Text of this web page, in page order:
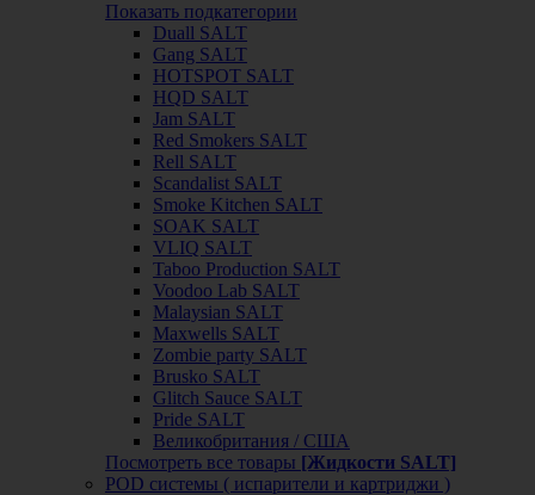
Показать подкатегории
Duall SALT
Gang SALT
HOTSPOT SALT
HQD SALT
Jam SALT
Red Smokers SALT
Rell SALT
Scandalist SALT
Smoke Kitchen SALT
SOAK SALT
VLIQ SALT
Taboo Production SALT
Voodoo Lab SALT
Malaysian SALT
Maxwells SALT
Zombie party SALT
Brusko SALT
Glitch Sauce SALT
Pride SALT
Великобритания / США
Посмотреть все товары [Жидкости SALT]
POD системы ( испарители и картриджи )